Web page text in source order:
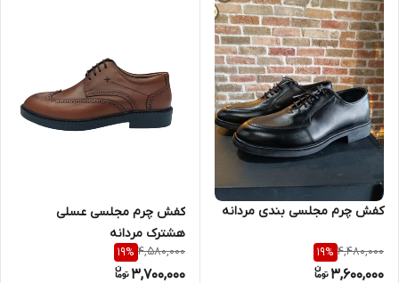
کفش چرم مجلسی بندی مردانه
4,480,000
19%
3,600,000
کفش چرم مجلسی عسلی
هشترک مردانه
4,580,000
19%
3,700,000